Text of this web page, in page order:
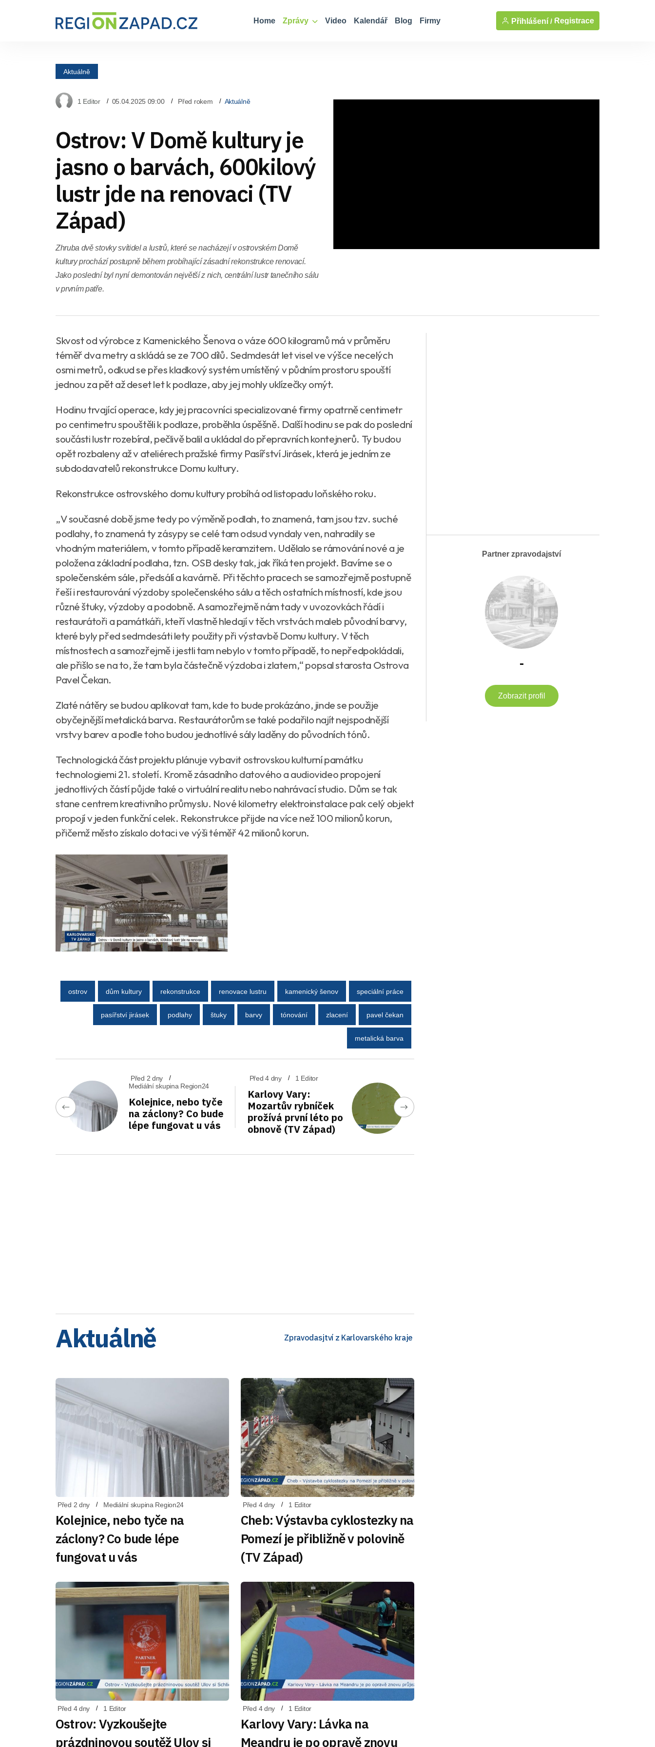
Home Zprávy Video Kalendář Blog Firmy Přihlášení / Registrace
Aktuálně
1 Editor 05.04.2025 09:00 Před rokem Aktuálně
Ostrov: V Domě kultury je
jasno o barvách, 600kilový
lustr jde na renovaci (TV
Západ)
Zhruba dvě stovky svítidel a lustrů, které se nacházejí v ostrovském Domě
kultury prochází postupně během probíhající zásadní rekonstrukce renovací.
Jako poslední byl nyní demontován největší z nich, centrální lustr tanečního sálu
v prvním patře.
Skvost od výrobce z Kamenického Šenova o váze 600 kilogramů má v průměru
téměř dva metry a skládá se ze 700 dílů. Sedmdesát let visel ve výšce necelých
osmi metrů, odkud se přes kladkový systém umístěný v půdním prostoru spouští
jednou za pět až deset let k podlaze, aby jej mohly uklízečky omýt.
Hodinu trvající operace, kdy jej pracovníci specializované firmy opatrně centimetr
po centimetru spouštěli k podlaze, proběhla úspěšně. Další hodinu se pak do poslední
součásti lustr rozebíral, pečlivě balil a ukládal do přepravních kontejnerů. Ty budou
opět rozbaleny až v ateliérech pražské firmy Pasířství Jirásek, která je jedním ze
subdodavatelů rekonstrukce Domu kultury.
Rekonstrukce ostrovského domu kultury probíhá od listopadu loňského roku.
„V současné době jsme tedy po výměně podlah, to znamená, tam jsou tzv. suché
podlahy, to znamená ty zásypy se celé tam odsud vyndaly ven, nahradily se
vhodným materiálem, v tomto případě keramzitem. Udělalo se rámování nové a je
položena základní podlaha, tzn. OSB desky tak, jak říká ten projekt. Bavíme se o
společenském sále, předsálí a kavárně. Při těchto pracech se samozřejmě postupně
řeší i restaurování výzdoby společenského sálu a těch ostatních místností, kde jsou
různé štuky, výzdoby a podobně. A samozřejmě nám tady v uvozovkách řádí i
restaurátoři a památkáři, kteří vlastně hledají v těch vrstvách maleb původní barvy,
které byly před sedmdesáti lety použity při výstavbě Domu kultury. V těch
místnostech a samozřejmě i jestli tam nebylo v tomto případě, to nepředpokládali,
ale přišlo se na to, že tam byla částečně výzdoba i zlatem,“ popsal starosta Ostrova
Pavel Čekan.
Zlaté nátěry se budou aplikovat tam, kde to bude prokázáno, jinde se použije
obyčejnější metalická barva. Restaurátorům se také podařilo najít nejspodnější
vrstvy barev a podle toho budou jednotlivé sály laděny do původních tónů.
Technologická část projektu plánuje vybavit ostrovskou kulturní památku
technologiemi 21. století. Kromě zásadního datového a audiovideo propojení
jednotlivých částí půjde také o virtuální realitu nebo nahrávací studio. Dům se tak
stane centrem kreativního průmyslu. Nové kilometry elektroinstalace pak celý objekt
propojí v jeden funkční celek. Rekonstrukce přijde na více než 100 milionů korun,
přičemž město získalo dotaci ve výši téměř 42 milionů korun.
ostrov dům kultury rekonstrukce renovace lustru kamenický šenov speciální práce
pasířství jirásek podlahy štuky barvy tónování zlacení pavel čekan
metalická barva
Před 2 dny
Mediální skupina Region24
Kolejnice, nebo tyče
na záclony? Co bude
lépe fungovat u vás
Před 4 dny 1 Editor
Karlovy Vary:
Mozartův rybníček
prožívá první léto po
obnově (TV Západ)
Aktuálně Zpravodasjtví z Karlovarského kraje
Před 2 dny Mediální skupina Region24
Kolejnice, nebo tyče na
záclony? Co bude lépe
fungovat u vás
Před 4 dny 1 Editor
Cheb: Výstavba cyklostezky na
Pomezí je přibližně v polovině
(TV Západ)
Před 4 dny 1 Editor
Ostrov: Vyzkoušejte
prázdninovou soutěž Ulov si
Před 4 dny 1 Editor
Karlovy Vary: Lávka na
Meandru je po opravě znovu
Partner zpravodajství
-
Zobrazit profil